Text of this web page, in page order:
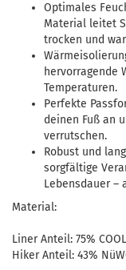
Optimales
Material leitet
trocken und
hervorragende
Temperaturen.
Perfekte
deinen Fuß an
verrutschen.
Robust und
sorgfältige
Lebensdauer –
Material:
Liner Anteil: 75%
Hiker Anteil: 43%